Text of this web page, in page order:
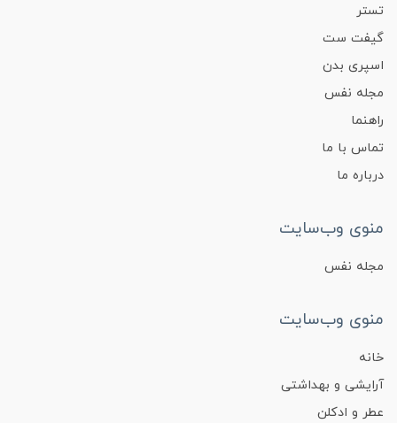
تستر
گیفت ست
اسپری بدن
مجله نفس
راهنما
تماس با ما
درباره ما
منوی وب‌سایت
مجله نفس
منوی وب‌سایت
خانه
آرایشی و بهداشتی
عطر و ادکلن